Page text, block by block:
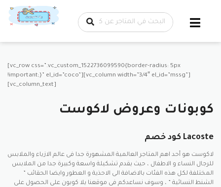
تخطي إلى
المحتوى
[vc_row css=”.vc_custom_1522736099590{border-radius: 5px
!important;}” el_id=”coco”][vc_column width=”3/4″ el_id=”mssg”]
[vc_column_text]
كوبونات وعروض لاكوست
كود خصم Lacoste
لاكوست هو أحد اهم المتاجر العالمية المشهورة جدا فى عالم الازياء والملابس
للرجال النساء و الاطفال ، حيث يقدم تشكيلة واسعة وكبيرة جدا من الملابس
المختلفة لكل هذه الفئات بالاضافة الى الاحذية و العطور وايضا الحقائب ”
الشنط النسائية ” ، وسوف نساعدكم فى موقعنا يلا كوبون على الحصول على